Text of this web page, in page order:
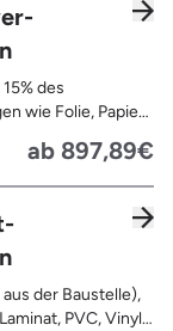
des
wie Folie, Papier,
(z.B.
Rohre, Kabel,
ab 897,89€
der Baustelle),